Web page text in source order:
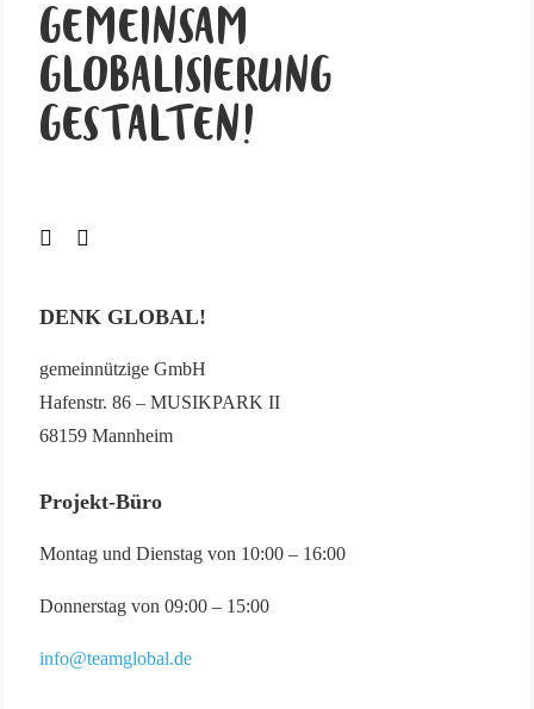
GEMEINSAM
GLOBALISIERUNG
GESTALTEN!
DENK GLOBAL!
gemeinnützige GmbH
Hafenstr. 86 – MUSIKPARK II
68159 Mannheim
Projekt-Büro
Montag und Dienstag von 10:00 – 16:00
Donnerstag von 09:00 – 15:00
info@teamglobal.de